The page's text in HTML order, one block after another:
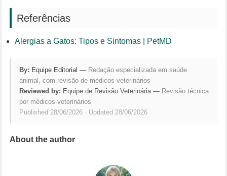
Referências
Alergias a Gatos: Tipos e Sintomas | PetMD
By: Equipe Editorial — Redação especializada em saúde
animal, com revisão de médicos-veterinários
Reviewed by: Equipe de Revisão Veterinária — Revisão técnica
por médicos-veterinários
Published 28/06/2026 · Updated 28/06/2026
About the author